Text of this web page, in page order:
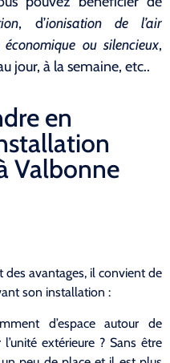
, d’ionisation de l’air
économique ou silencieux,
jour, à la semaine, etc..
en
Valbonne
des avantages, il convient de
son installation :
d’espace autour de
extérieure ? Sans être